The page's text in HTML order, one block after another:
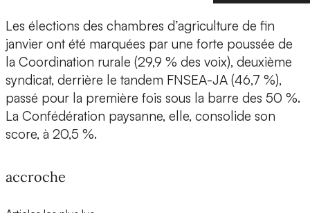
Les élections des chambres d’agriculture de fin
janvier ont été marquées par une forte poussée de
la Coordination rurale (29,9 % des voix), deuxième
syndicat, derrière le tandem FNSEA-JA (46,7 %),
passé pour la première fois sous la barre des 50 %.
La Confédération paysanne, elle, consolide son
score, à 20,5 %.
accroche